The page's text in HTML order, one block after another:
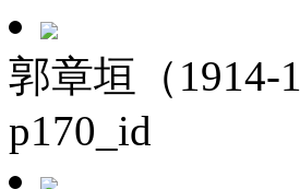
郭章垣（1914-
p170_id